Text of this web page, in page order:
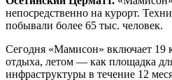
непосредственно на курорт.
побывали более 65 тыс. человек.
Сегодня «Мамисон» включает 19
отдыха, летом — как площадка
инфраструктуры в течение 12